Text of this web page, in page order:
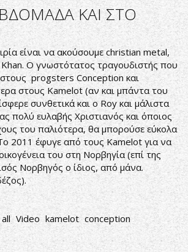
ΚΑΙ ΣΤΟ
είναι να ακούσουμε christian metal,
Ο γνωστότατος τραγουδιστής που
progsters Conception και
στους Kamelot (αν και μπάντα του
συνθετικά και ο Roy και μάλιστα
πολύ ευλαβής Χριστιανός και όποιος
του παλιότερα, θα μπορούσε εύκολα
2011 έφυγε από τους Kamelot για να
του στη Νορβηγία (επί της
Νορβηγός ο ίδιος, από μάνα.
Video kamelot conception